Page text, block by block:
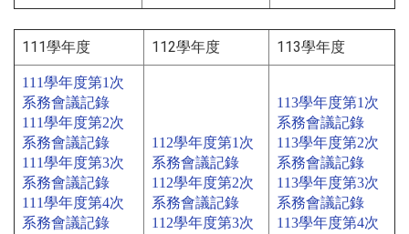
111學年度 112學年度 113學年度
111學年度第1次
系務會議記錄
111學年度第2次
系務會議記錄
111學年度第3次
系務會議記錄
111學年度第4次
系務會議記錄
112學年度第1次
系務會議記錄
112學年度第2次
系務會議記錄
112學年度第3次
113學年度第1次
系務會議記錄
113學年度第2次
系務會議記錄
113學年度第3次
系務會議記錄
113學年度第4次